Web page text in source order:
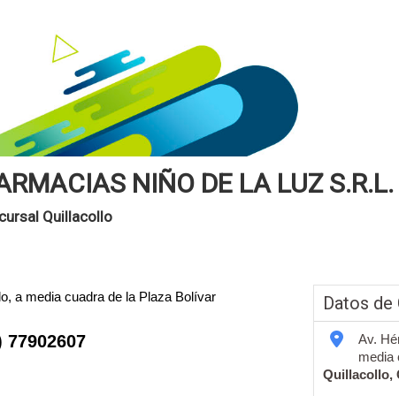
NIÑO DE LA LUZ S.R.L.
Quillacollo
a media cuadra de la Plaza Bolívar Datos
Av.
media
Quillacollo,